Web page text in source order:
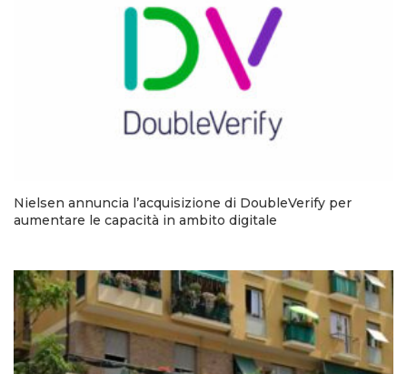
Nielsen annuncia l’acquisizione di DoubleVerify per
aumentare le capacità in ambito digitale